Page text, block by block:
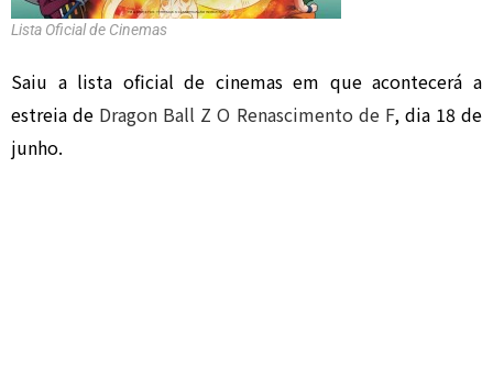
Lista Oficial de Cinemas
Saiu a lista oficial de cinemas em que acontecerá a
estreia de Dragon Ball Z O Renascimento de F, dia 18 de
junho.